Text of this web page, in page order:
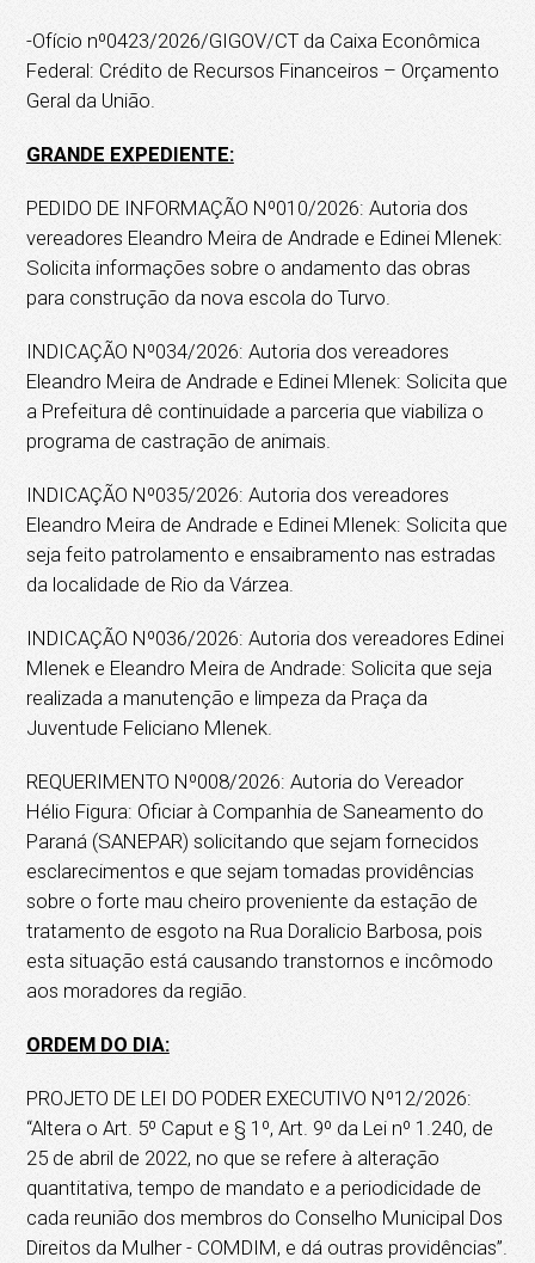
-Ofício nº0423/2026/GIGOV/CT da Caixa Econômica
Federal: Crédito de Recursos Financeiros – Orçamento
Geral da União.
GRANDE EXPEDIENTE:
PEDIDO DE INFORMAÇÃO Nº010/2026: Autoria dos
vereadores Eleandro Meira de Andrade e Edinei Mlenek:
Solicita informações sobre o andamento das obras
para construção da nova escola do Turvo.
INDICAÇÃO Nº034/2026: Autoria dos vereadores
Eleandro Meira de Andrade e Edinei Mlenek: Solicita que
a Prefeitura dê continuidade a parceria que viabiliza o
programa de castração de animais.
INDICAÇÃO Nº035/2026: Autoria dos vereadores
Eleandro Meira de Andrade e Edinei Mlenek: Solicita que
seja feito patrolamento e ensaibramento nas estradas
da localidade de Rio da Várzea.
INDICAÇÃO Nº036/2026: Autoria dos vereadores Edinei
Mlenek e Eleandro Meira de Andrade: Solicita que seja
realizada a manutenção e limpeza da Praça da
Juventude Feliciano Mlenek.
REQUERIMENTO Nº008/2026: Autoria do Vereador
Hélio Figura: Oficiar à Companhia de Saneamento do
Paraná (SANEPAR) solicitando que sejam fornecidos
esclarecimentos e que sejam tomadas providências
sobre o forte mau cheiro proveniente da estação de
tratamento de esgoto na Rua Doralicio Barbosa, pois
esta situação está causando transtornos e incômodo
aos moradores da região.
ORDEM DO DIA:
PROJETO DE LEI DO PODER EXECUTIVO Nº12/2026:
“Altera o Art. 5º Caput e § 1º, Art. 9º da Lei nº 1.240, de
25 de abril de 2022, no que se refere à alteração
quantitativa, tempo de mandato e a periodicidade de
cada reunião dos membros do Conselho Municipal Dos
Direitos da Mulher - COMDIM, e dá outras providências”.